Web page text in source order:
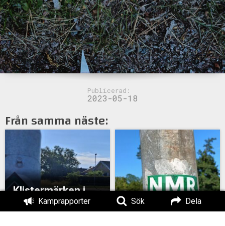
Kamprapporter Sök Dela
Publicerad:
2023-05-18
Från samma näste:
Klistermärken i
Eskilstuna
Klistermärken i Nyköping